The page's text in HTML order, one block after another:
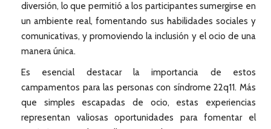
diversión, lo que permitió a los participantes sumergirse en
un ambiente real, fomentando sus habilidades sociales y
comunicativas, y promoviendo la inclusión y el ocio de una
manera única.
Es esencial destacar la importancia de estos
campamentos para las personas con síndrome 22q11. Más
que simples escapadas de ocio, estas experiencias
representan valiosas oportunidades para fomentar el